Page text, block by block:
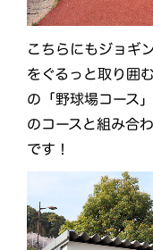
こちらにもジョギ
をぐるっと取り囲
の「野球場コース
のコースと組み合
です！